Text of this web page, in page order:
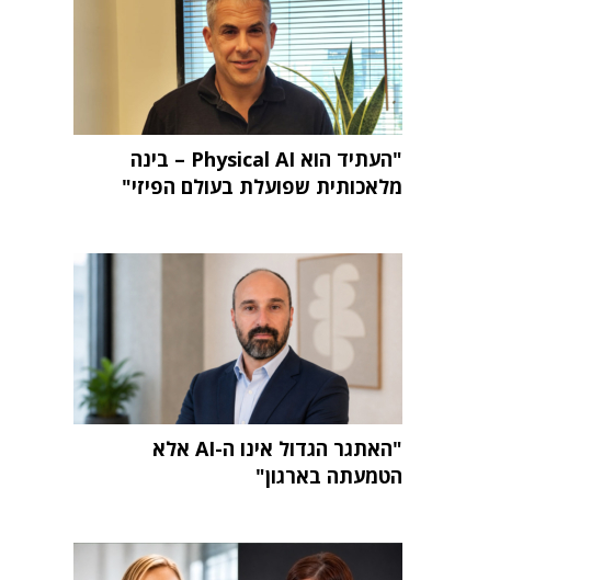
"העתיד הוא Physical AI – בינה
מלאכותית שפועלת בעולם הפיזי"
"האתגר הגדול אינו ה-AI אלא
הטמעתה בארגון"